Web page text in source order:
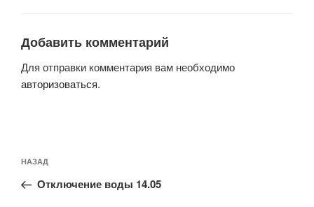
Добавить комментарий
Для отправки комментария вам необходимо
авторизоваться.
по
записям
Предыдущая
запись:
НАЗАД
Отключение воды 14.05